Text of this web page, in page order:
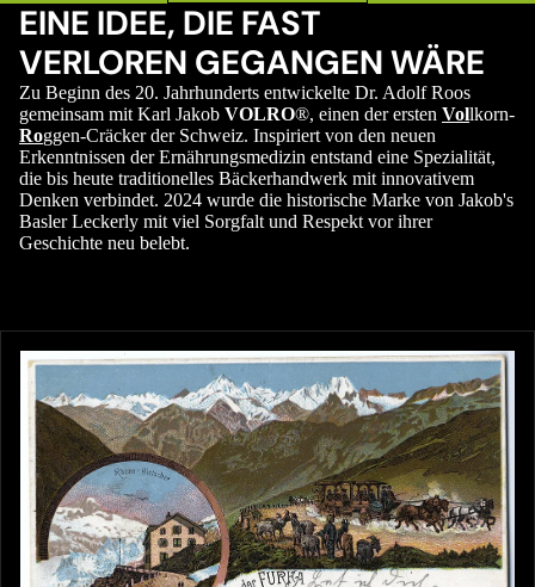
EINE IDEE, DIE FAST
VERLOREN GEGANGEN WÄRE
Zu Beginn des 20. Jahrhunderts entwickelte Dr. Adolf Roos
gemeinsam mit Karl Jakob VOLRO®, einen der ersten Vollkorn-
Roggen-Cräcker der Schweiz. Inspiriert von den neuen
Erkenntnissen der Ernährungsmedizin entstand eine Spezialität,
die bis heute traditionelles Bäckerhandwerk mit innovativem
Denken verbindet. 2024 wurde die historische Marke von Jakob's
Basler Leckerly mit viel Sorgfalt und Respekt vor ihrer
Geschichte neu belebt.